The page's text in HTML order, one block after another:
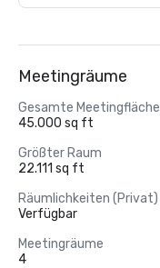
Meetingräume
Gesamte Meetingfläche
45.000 sq ft
Größter Raum
22.111 sq ft
Räumlichkeiten (Privat)
Verfügbar
Meetingräume
4